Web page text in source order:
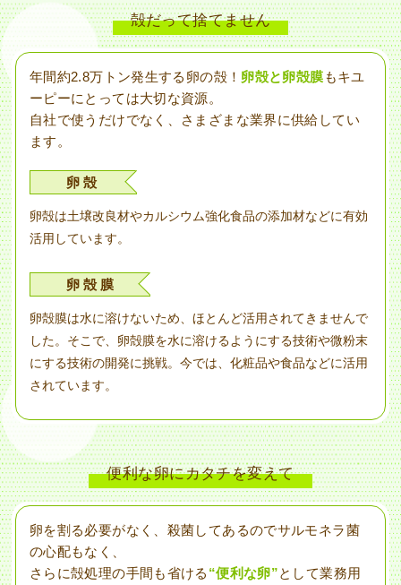
殻だって捨てません
年間約2.8万トン発生する卵の殻！ 卵殻と卵殻膜もキユ
ーピーにとっては大切な資源。
自社で使うだけでなく、さまざまな業界に供給してい
ます。
卵 殻
卵殻は土壌改良材やカルシウム強化食品の添加材などに有効
活用しています。
卵 殻 膜
卵殻膜は水に溶けないため、ほとんど活用されてきませんで
した。そこで、卵殻膜を水に溶けるようにする技術や微粉末
にする技術の開発に挑戦。今では、化粧品や食品などに活用
されています。
便利な卵にカタチを変えて
卵を割る必要がなく、殺菌してあるのでサルモネラ菌
の心配もなく、
さらに殻処理の手間も省ける “便利な卵”として業務用